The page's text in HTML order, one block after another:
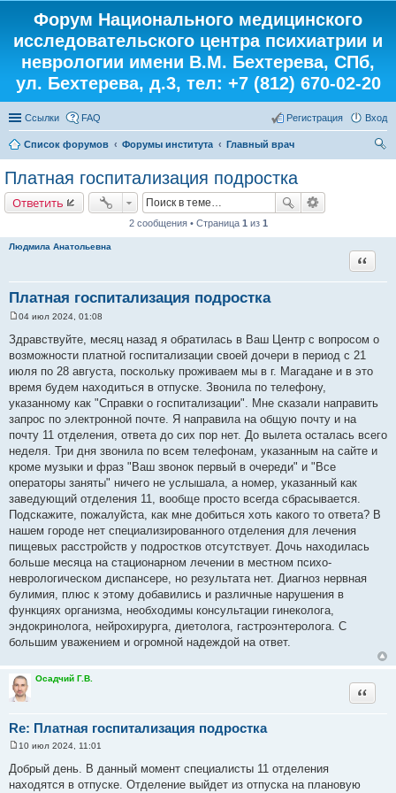
Форум Национального медицинского
исследовательского центра психиатрии и
неврологии имени В.М. Бехтерева, СПб,
ул. Бехтерева, д.3, тел: +7 (812) 670-02-20
Ссылки FAQ Вход
Регистрация
Список форумов Форумы института
Главный врач
Платная госпитализация подростка
Ответить
2 сообщения • Страница 1 из 1
Людмила Анатольевна
Платная госпитализация подростка
Цитата
о
б
е
н
е
04 июл 2024, 01:08
Здравствуйте, месяц назад я обратилась в Ваш Центр с вопросом о
возможности платной госпитализации своей дочери в период с 21
июля по 28 августа, поскольку проживаем мы в г. Магадане и в это
время будем находиться в отпуске. Звонила по телефону,
указанному как "Справки о госпитализации". Мне сказали направить
запрос по электронной почте. Я направила на общую почту и на
почту 11 отделения, ответа до сих пор нет. До вылета осталась всего
неделя. Три дня звонила по всем телефонам, указанным на сайте и
кроме музыки и фраз "Ваш звонок первый в очереди" и "Все
операторы заняты" ничего не услышала, а номер, указанный как
заведующий отделения 11, вообще просто всегда сбрасывается.
Подскажите, пожалуйста, как мне добиться хоть какого то ответа? В
нашем городе нет специализированного отделения для лечения
пищевых расстройств у подростков отсутствует. Дочь находилась
больше месяца на стационарном лечении в местном психо-
неврологическом диспансере, но результата нет. Диагноз нервная
булимия, плюс к этому добавились и различные нарушения в
функциях организма, необходимы консультации гинеколога,
эндокринолога, нейрохирурга, диетолога, гастроэнтеролога. С
большим уважением и огромной надеждой на ответ.
Осадчий Г.В.
Re: Платная госпитализация подростка
Цитата
о
б
10 июл 2024, 11:01
Добрый день. В данный момент специалисты 11 отделения
находятся в отпуске. Отделение выйдет из отпуска на плановую